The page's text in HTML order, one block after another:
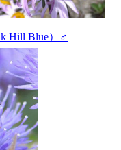
Hill Blue）♂